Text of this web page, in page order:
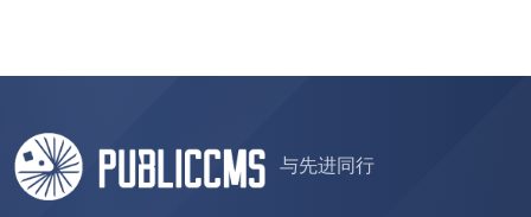
与先进同行